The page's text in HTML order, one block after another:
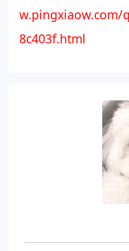
w.pingxiaow.com/
8c403f.html